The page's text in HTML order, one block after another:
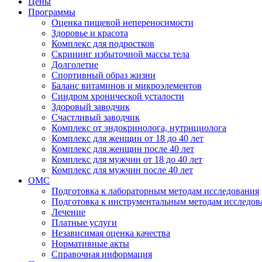
Программы
Оценка пищевой непереносимости
Здоровье и красота
Комплекс для подростков
Скрининг избыточной массы тела
Долголетие
Спортивный образ жизни
Баланс витаминов и микроэлементов
Синдром хронической усталости
Здоровый заводчик
Счастливый заводчик
Комплекс от эндокринолога, нутрициолога
Комплекс для женщин от 18 до 40 лет
Комплекс для женщин после 40 лет
Комплекс для мужчин от 18 до 40 лет
Комплекс для мужчин после 40 лет
ОМС
Подготовка к лабораторным методам исследования
Подготовка к инструментальным методам
Лечение
Платные услуги
Независимая оценка качества
Нормативные акты
Справочная информация